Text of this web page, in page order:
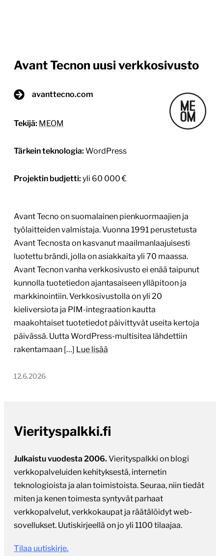
Avant Tecnon uusi verkkosivusto
avanttecno.com
Tekijä: MEOM
Tärkein teknologia: WordPress
Projektin budjetti: yli 60 000 €
Avant Tecno on suomalainen pienkuormaajien ja
työlaitteiden valmistaja. Vuonna 1991 perustetusta
Avant Tecnosta on kasvanut maailmanlaajuisesti
luotettu brändi, jolla on asiakkaita yli 70 maassa.
Avant Tecnon vanha verkkosivusto ei enää taipunut
kunnolla tuotetiedon ajantasaiseen ylläpitoon ja
markkinointiin. Verkkosivustolla on yli 20
kieliversiota ja PIM-integraation kautta
maakohtaiset tuotetiedot päivittyvät useita kertoja
päivässä. Uutta WordPress-multisitea lähdettiin
rakentamaan […] Lue lisää
12.6.2026
Vierityspalkki.fi
Julkaistu vuodesta 2006. Vierityspalkki on blogi
verkkopalveluiden kehityksestä, internetin
teknologioista ja alan toimistoista. Seuraa, niin tiedät
miten ja kenen toimesta syntyvät parhaat
verkkopalvelut, verkkokaupat ja räätälöidyt web-
sovellukset. Uutiskirjeellä on jo yli 1100 tilaajaa.
Tilaa uutiskirje.